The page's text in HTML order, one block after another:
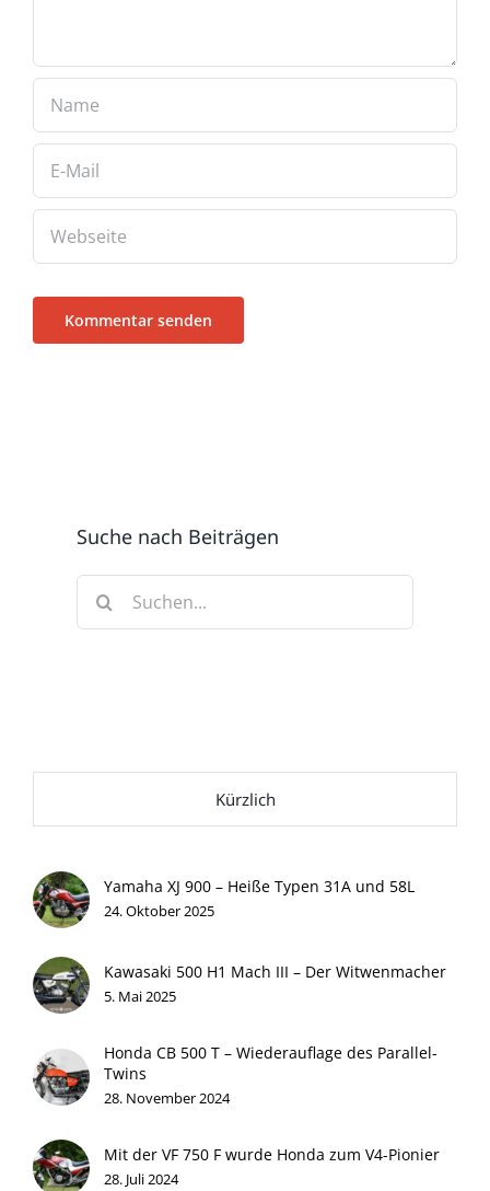
Suche nach Beiträgen
nach:
Kürzlich
Yamaha XJ 900 – Heiße Typen 31A und 58L
24. Oktober 2025
Kawasaki 500 H1 Mach III – Der Witwenmacher
5. Mai 2025
Honda CB 500 T – Wiederauflage des Parallel-
Twins
28. November 2024
Mit der VF 750 F wurde Honda zum V4-Pionier
28. Juli 2024